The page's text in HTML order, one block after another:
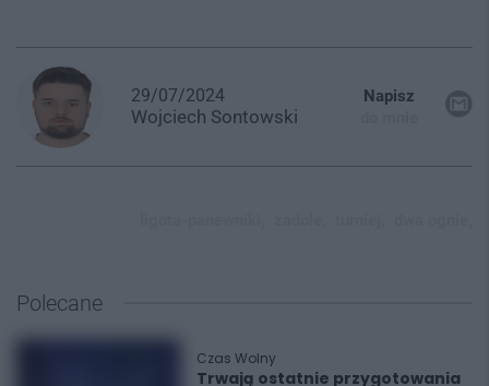
29/07/2024
Wojciech Sontowski
Napisz
Polecane
Czas Wolny
Trwają ostatnie przygotowania